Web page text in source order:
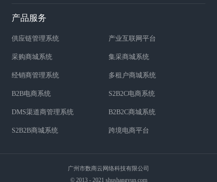
产品服务
供应链管理系统 产业互联网平台
采购商城系统 集采商城系统
经销商管理系统 多租户商城系统
B2B电商系统 S2B2C电商系统
DMS渠道商管理系统 B2B2C商城系统
S2B2B商城系统 跨境电商平台
广州市数商云网络科技有限公司
© 2013 - 2021 shushangyun.com